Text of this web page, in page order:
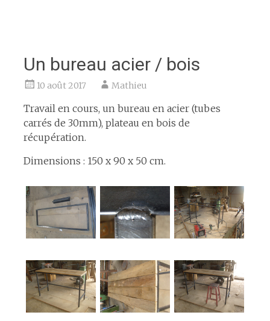
Un bureau acier / bois
10 août 2017 Mathieu
Travail en cours, un bureau en acier (tubes
carrés de 30mm), plateau en bois de
récupération.
Dimensions : 150 x 90 x 50 cm.